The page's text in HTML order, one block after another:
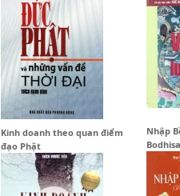
Kinh doanh theo quan điểm
đạo Phật
Nhập